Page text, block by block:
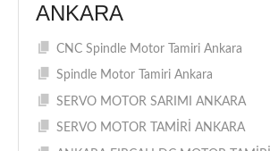
ANKARA
CNC Spindle Motor Tamiri Ankara
Spindle Motor Tamiri Ankara
SERVO MOTOR SARIMI ANKARA
SERVO MOTOR TAMİRİ ANKARA